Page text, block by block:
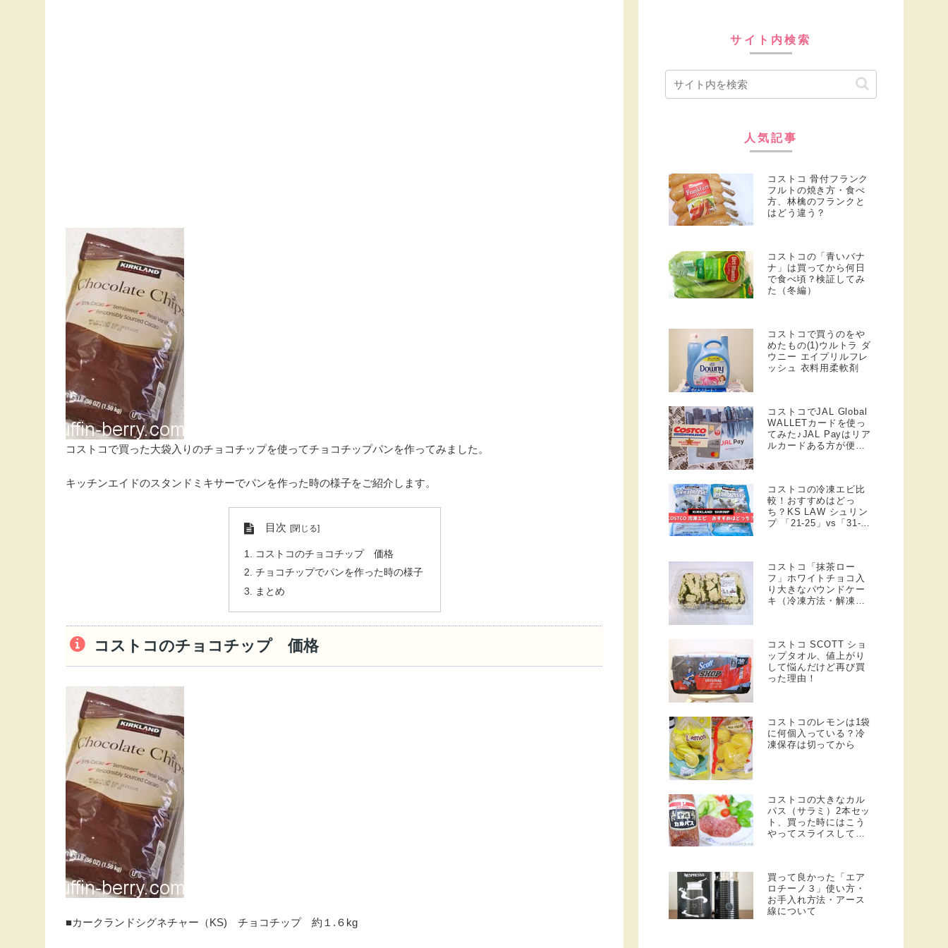
コストコで買った大袋入りのチョコチップを使ってチョコチップパンを作ってみました。
キッチンエイドのスタンドミキサーでパンを作った時の様子をご紹介します。
目次
コストコのチョコチップ 価格
チョコチップでパンを作った時の様子
まとめ
コストコのチョコチップ 価格
■カークランドシグネチャー（KS) チョコチップ 約１.６kg
サイト内検索
人気記事
コストコ 骨付フランク
フルトの焼き方・食べ
方、林檎のフランクと
はどう違う？
コストコの「青いバナ
ナ」は買ってから何日
で食べ頃？検証してみ
た（冬編）
コストコで買うのをや
めたもの(1)ウルトラ ダ
ウニー エイプリルフレ
ッシュ 衣料用柔軟剤
コストコでJAL Global
WALLETカードを使っ
てみた♪JAL Payはリア
ルカードある方が便
コストコの冷凍エビ比
較！おすすめはどっ
ち？KS LAW シュリン
プ 「21-25」vs「31-
コストコ「抹茶ロー
フ」ホワイトチョコ入
り大きなパウンドケー
キ（冷凍方法・解凍方
コストコ SCOTT ショ
ップタオル、値上がり
して悩んだけど再び買
った理由！
コストコのレモンは1袋
に何個入っている？冷
凍保存は切ってから
コストコの大きなカル
パス（サラミ）2本セッ
ト、買った時にはこう
やってスライスしてい
買って良かった「エア
ロチーノ３」使い方・
お手入れ方法・アース
線について